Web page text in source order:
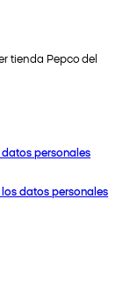
tienda Pepco del
personales
datos personales